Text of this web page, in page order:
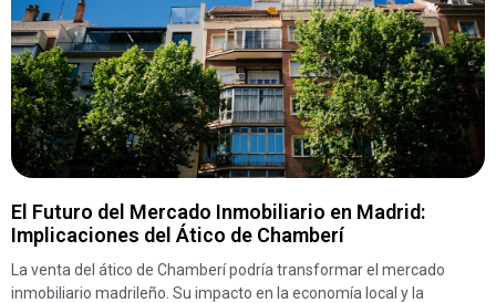
El Futuro del Mercado Inmobiliario en Madrid:
Implicaciones del Ático de Chamberí
La venta del ático de Chamberí podría transformar el mercado
inmobiliario madrileño. Su impacto en la economía local y la